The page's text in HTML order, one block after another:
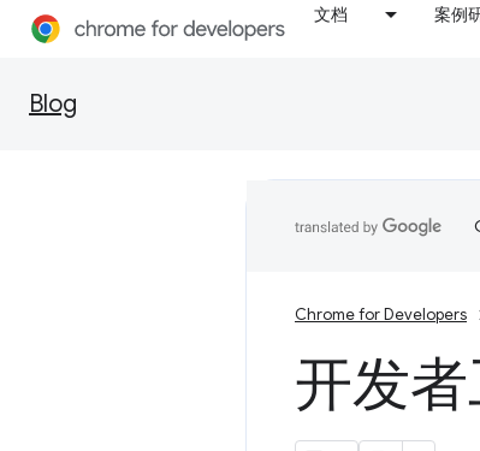
文档 案例
Blog
Chrome for Developers
开发